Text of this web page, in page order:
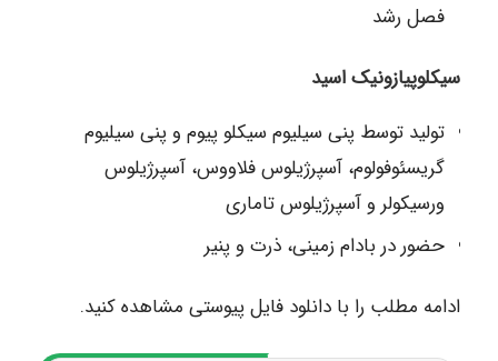
فصل رشد
سیکلوپیازونیک اسید
تولید توسط پنی سیلیوم سیکلو پیوم و پنی سیلیوم
گریسئوفولوم، آسپرژیلوس فلاووس، آسپرژیلوس
ورسیکولر و آسپرژیلوس تاماری
حضور در بادام زمینی، ذرت و پنیر
ادامه مطلب را با دانلود فایل پیوستی مشاهده کنید.